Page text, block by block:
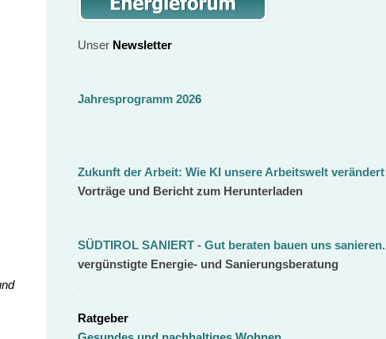
Unser Newsletter
Jahresprogramm 2026
Zukunft der Arbeit: Wie KI unsere Arbeitswelt verändert
Vorträge und Bericht zum Herunterladen
SÜDTIROL SANIERT - Gut beraten bauen uns sanieren.
vergünstigte Energie- und Sanierungsberatung
Ratgeber